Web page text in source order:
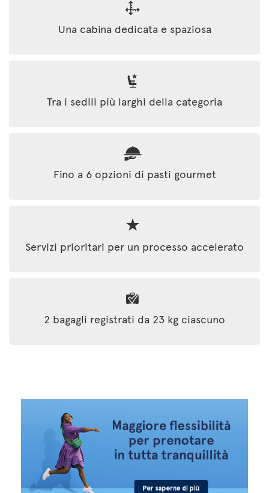
Una cabina dedicata e spaziosa
Tra i sedili più larghi della categoria
Fino a 6 opzioni di pasti gourmet
Servizi prioritari per un processo accelerato
2 bagagli registrati da 23 kg ciascuno